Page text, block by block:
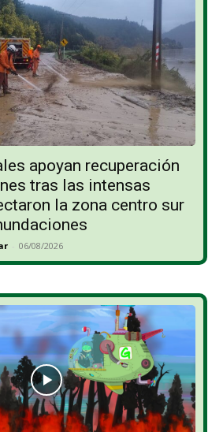
apoyan recuperación
tras las intensas
la zona centro sur
- 06/08/2026